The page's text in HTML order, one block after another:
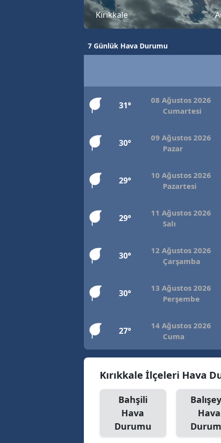
Kırıkkale
7 Günlük Hava Durumu
31°
08 Ağustos 2026
Cumartesi
30°
09 Ağustos 2026
Pazar
29°
10 Ağustos 2026
Pazartesi
29°
11 Ağustos 2026
Salı
30°
12 Ağustos 2026
Çarşamba
30°
13 Ağustos 2026
Perşembe
27°
14 Ağustos 2026
Cuma
Kırıkkale İlçeleri Hava
Bahşili
Hava
Durumu
Hava